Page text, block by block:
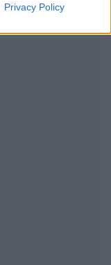
Privacy Policy